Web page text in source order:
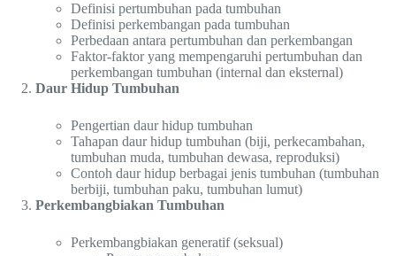
Definisi pertumbuhan pada tumbuhan
Definisi perkembangan pada tumbuhan
Perbedaan antara pertumbuhan dan perkembangan
Faktor-faktor yang mempengaruhi pertumbuhan dan
perkembangan tumbuhan (internal dan eksternal)
Daur Hidup Tumbuhan
Pengertian daur hidup tumbuhan
Tahapan daur hidup tumbuhan (biji, perkecambahan,
tumbuhan muda, tumbuhan dewasa, reproduksi)
Contoh daur hidup berbagai jenis tumbuhan (tumbuhan
berbiji, tumbuhan paku, tumbuhan lumut)
Perkembangbiakan Tumbuhan
Perkembangbiakan generatif (seksual)